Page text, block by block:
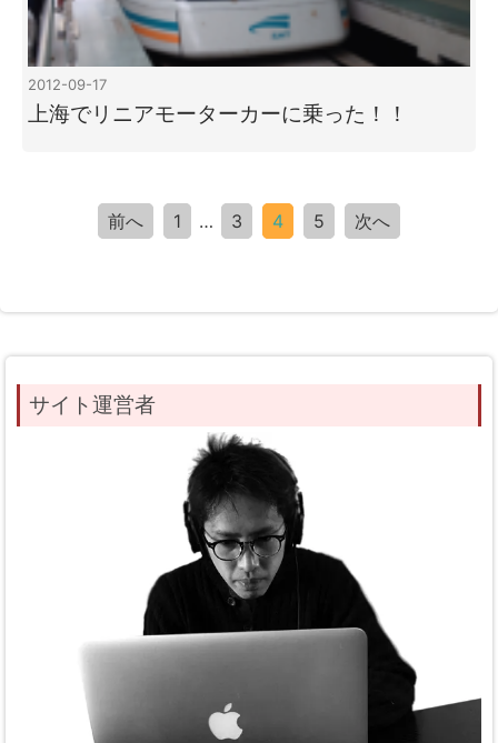
2012-09-17
上海でリニアモーターカーに乗った！！
前へ 1 … 3 4 5 次へ
サイト運営者